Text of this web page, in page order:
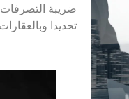
ضريبة التصرفات
تحديدا